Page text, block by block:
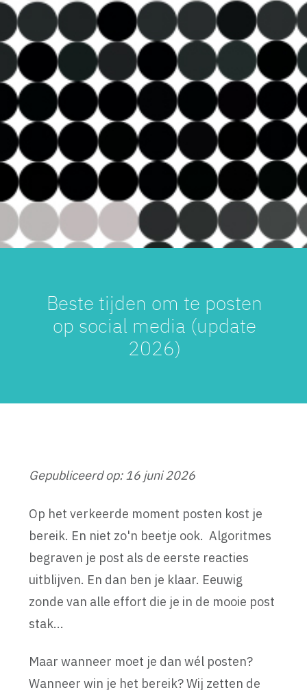
Beste tijden om te posten
op social media (update
2026)
Gepubliceerd op: 16 juni 2026
Op het verkeerde moment posten kost je
bereik. En niet zo'n beetje ook. Algoritmes
begraven je post als de eerste reacties
uitblijven. En dan ben je klaar. Eeuwig
zonde van alle effort die je in de mooie post
stak...
Maar wanneer moet je dan wél posten?
Wanneer win je het bereik? Wij zetten de